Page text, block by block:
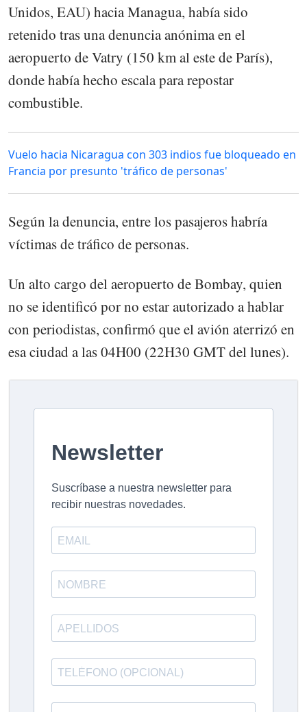
Unidos, EAU) hacia Managua, había sido
retenido tras una denuncia anónima en el
aeropuerto de Vatry (150 km al este de París),
donde había hecho escala para repostar
combustible.
Vuelo hacia Nicaragua con 303 indios fue bloqueado en
Francia por presunto 'tráfico de personas'
Según la denuncia, entre los pasajeros habría
víctimas de tráfico de personas.
Un alto cargo del aeropuerto de Bombay, quien
no se identificó por no estar autorizado a hablar
con periodistas, confirmó que el avión aterrizó en
esa ciudad a las 04H00 (22H30 GMT del lunes).